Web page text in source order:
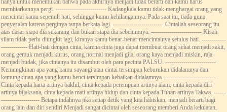
membiarkannya pergi. ------------------------- Kadangkala kamu tidak menghargai orang yang
mencintai kamu sepenuh hati, sehingga kamu kehilangannya. Pada saat itu, tiada guna
penyesalan karena perginya tanpa berkata lagi. ------------------------- Cintailah seseorang itu
atas dasar siapa dia sekarang dan bukan siapa dia sebelumnya. ------------------------- Kisah
silam tidak perlu diungkit lagi, kiranya kamu benar-benar mencintainya setulus hati. ------------
------------- Hati-hati dengan cinta, karena cinta juga dapat membuat orang sehat menjadi sakit,
orang gemuk menjadi kurus, orang normal menjadi gila, orang kaya menjadi miskin, raja
menjadi budak, jika cintanya itu disambut oleh para pecinta PALSU. -------------------------
Kemungkinan apa yang kamu sayangi atau cintai tersimpan keburukan didalamnya dan
kemungkinan apa yang kamu benci tersimpan kebaikan didalamnya. -------------------------
Cinta kepada harta artinya bakhil, cinta kepada perempuan artinya alam, cinta kepada diri
artinya bijaksana, cinta kepada mati artinya hidup dan cinta kepada Tuhan artinya Takwa. ------
------------------- Betapa indahnya jika setiap detik yang kita habiskan, menjadi berarti bagi
orang lain dan diri sendiri Menjadi sangat dicintai oleh seseorang memberi Anda kekuatan,